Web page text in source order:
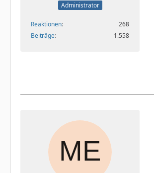
Administrator
Reaktionen
268
Beiträge
1.558